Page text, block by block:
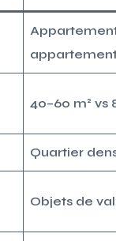
40–60 m² vs
Quartier
Objets de